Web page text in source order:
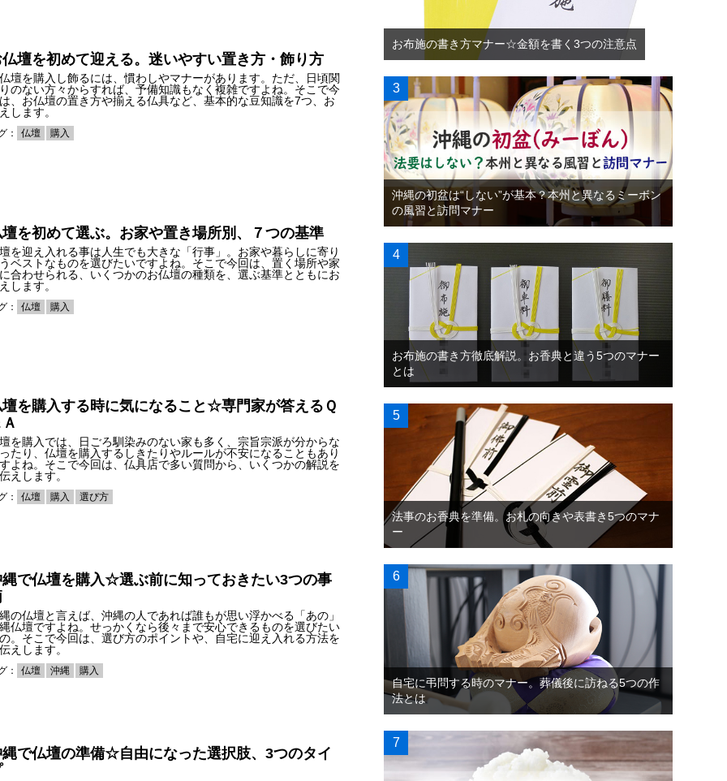
壇を初めて迎える。迷いやすい置き方・飾り方
壇を購入し飾るには、慣わしやマナーがあります。ただ、日頃関
のない方々からすれば、予備知識もなく複雑ですよね。そこで今
、お仏壇の置き方や揃える仏具など、基本的な豆知識を7つ、お
します。
： 仏壇 購入
を初めて選ぶ。お家や置き場所別、７つの基準
を迎え入れる事は人生でも大きな「行事」。お家や暮らしに寄り
ベストなものを選びたいですよね。そこで今回は、置く場所や家
合わせられる、いくつかのお仏壇の種類を、選ぶ基準とともにお
します。
： 仏壇 購入
を購入する時に気になること☆専門家が答えるＱ
を購入では、日ごろ馴染みのない家も多く、宗旨宗派が分からな
たり、仏壇を購入するしきたりやルールが不安になることもあり
よね。そこで今回は、仏具店で多い質問から、いくつかの解説を
えします。
： 仏壇 購入 選び方
で仏壇を購入☆選ぶ前に知っておきたい3つの事
の仏壇と言えば、沖縄の人であれば誰もが思い浮かべる「あの」
仏壇ですよね。せっかくなら後々まで安心できるものを選びたい
。そこで今回は、選び方のポイントや、自宅に迎え入れる方法を
えします。
： 仏壇 沖縄 購入
で仏壇の準備☆自由になった選択肢、3つのタイ
お布施の書き方マナー☆金額を書く3つの注意点
沖縄の初盆は“しない”が基本？本州と異なるミーボン
の風習と訪問マナー
お布施の書き方徹底解説。お香典と違う5つのマナー
とは
法事のお香典を準備。お札の向きや表書き5つのマナ
ー
自宅に弔問する時のマナー。葬儀後に訪ねる5つの作
法とは